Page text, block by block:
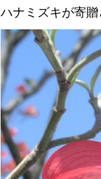
ハナミズキが寄贈